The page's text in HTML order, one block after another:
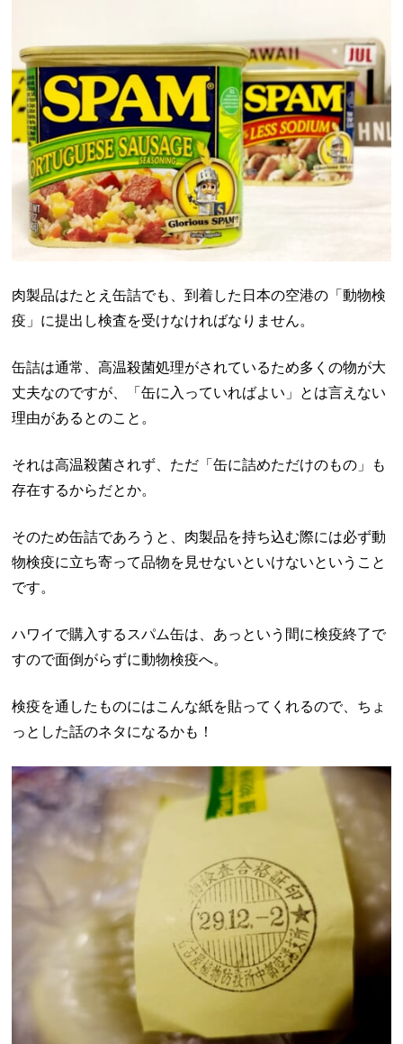
肉製品はたとえ缶詰でも、到着した日本の空港の「動物検
疫」に提出し検査を受けなければなりません。
缶詰は通常、高温殺菌処理がされているため多くの物が大
丈夫なのですが、「缶に入っていればよい」とは言えない
理由があるとのこと。
それは高温殺菌されず、ただ「缶に詰めただけのもの」も
存在するからだとか。
そのため缶詰であろうと、肉製品を持ち込む際には必ず動
物検疫に立ち寄って品物を見せないといけないということ
です。
ハワイで購入するスパム缶は、あっという間に検疫終了で
すので面倒がらずに動物検疫へ。
検疫を通したものにはこんな紙を貼ってくれるので、ちょ
っとした話のネタになるかも！